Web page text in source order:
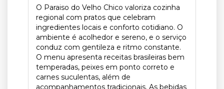
O Paraiso do Velho Chico valoriza cozinha
regional com pratos que celebram
ingredientes locais e conforto cotidiano. O
ambiente é acolhedor e sereno, e o serviço
conduz com gentileza e ritmo constante.
O menu apresenta receitas brasileiras bem
temperadas, peixes em ponto correto e
carnes suculentas, além de
acompanhamentos tradicionais. As bebidas